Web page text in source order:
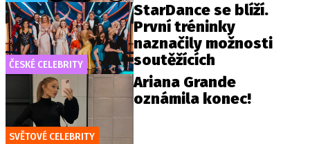
ČESKÉ CELEBRITY
StarDance se blíží.
První tréninky
naznačily možnosti
soutěžících
SVĚTOVÉ CELEBRITY
Ariana Grande
oznámila konec!